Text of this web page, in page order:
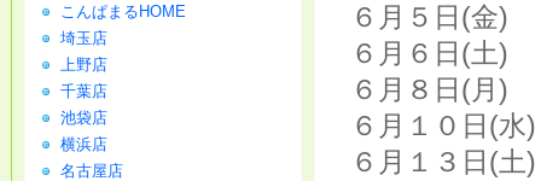
６月５日(金)
６月６日(土)
６月８日(月)
６月１０日(
６月１３日(
こんぱまるHOME
埼玉店
上野店
千葉店
池袋店
横浜店
名古屋店